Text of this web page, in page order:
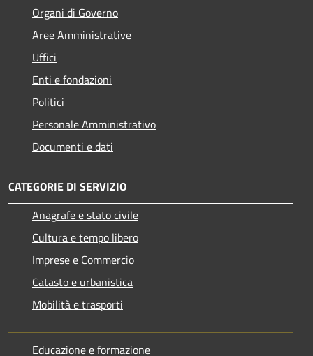
Organi di Governo
Aree Amministrative
Uffici
Enti e fondazioni
Politici
Personale Amministrativo
Documenti e dati
CATEGORIE DI SERVIZIO
Anagrafe e stato civile
Cultura e tempo libero
Imprese e Commercio
Catasto e urbanistica
Mobilità e trasporti
Educazione e formazione